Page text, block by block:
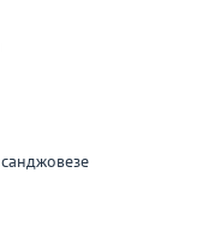
санджовезе